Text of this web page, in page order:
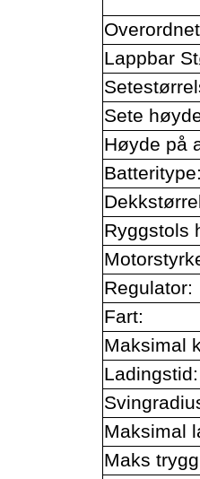
Lappbar
Sete
Høyde på
Batteritype:
Ryggstols
Regulator:
Fart:
Maksimal
Ladingstid:
Maksimal
Maks